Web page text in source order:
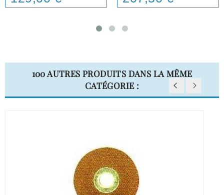
100 AUTRES PRODUITS DANS LA MÊME
CATÉGORIE :